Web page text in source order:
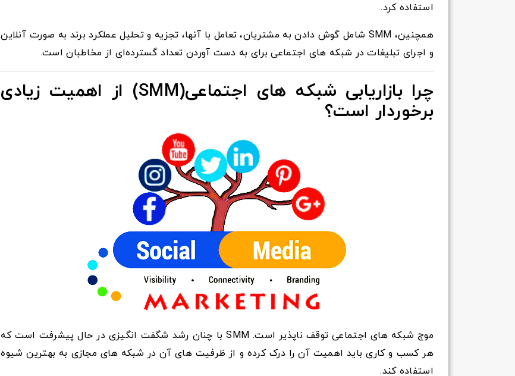
استفاده کرد.
همچنین، SMM شامل گوش دادن به مشتریان، تعامل با آنها، تجزیه و تحلیل عملکرد برند به صورت آنلاین
و اجرای تبلیغات در شبکه های اجتماعی برای به دست آوردن تعداد گسترده‌ای از مخاطبان است.
چرا بازاریابی شبکه های اجتماعی(SMM) از اهمیت زیادی
برخوردار است؟
موج شبکه های اجتماعی توقف ناپذیر است. SMM با چنان رشد شگفت انگیزی در حال پیشرفت است که
هر کسب و کاری باید اهمیت آن را درک کرده و از ظرفیت های آن در شبکه های مجازی به بهترین شیوه
استفاده کند.